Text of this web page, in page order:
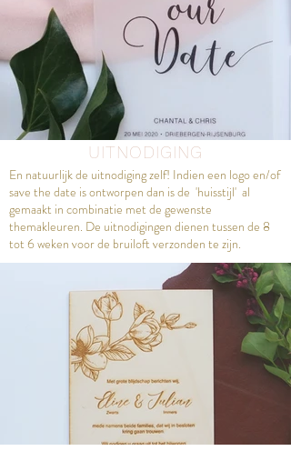
En natuurlijk de uitnodiging zelf! Indien een logo en/of
save the date is ontworpen dan is de 'huisstijl' al
gemaakt in combinatie met de gewenste
themakleuren. De uitnodigingen dienen tussen de 8
tot 6 weken voor de bruiloft verzonden te zijn.
UITNODIGING